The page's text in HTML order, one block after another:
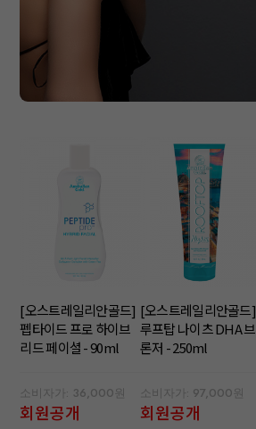
[오스트레일리안골드]
펩타이드 프로 하이브
리드 페이셜 - 90ml
소비자가: 36,000원
회원공개
[오스트레일리안골드]
루프탑 나이츠 DHA 브
론저 - 250ml
소비자가: 97,000원
회원공개